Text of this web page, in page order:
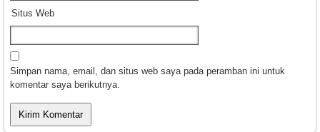
Situs Web
Simpan nama, email, dan situs web saya pada peramban ini untuk
komentar saya berikutnya.